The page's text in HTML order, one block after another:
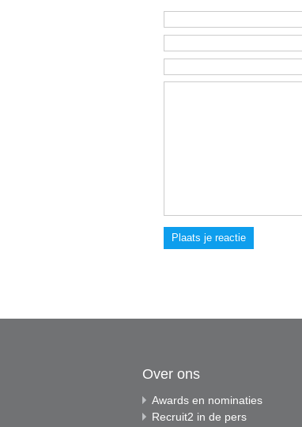
Plaats je reactie
Over ons
Awards en nominaties
Recruit2 in de pers